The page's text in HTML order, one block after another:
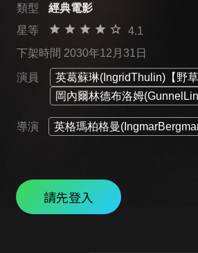
類型
經典電影
星等
4.1
下架時間 2030年12月31日
演員 英葛蘇琳(IngridThulin)【野草
岡內爾林德布洛姆
導演 英格瑪柏格曼
請先登入